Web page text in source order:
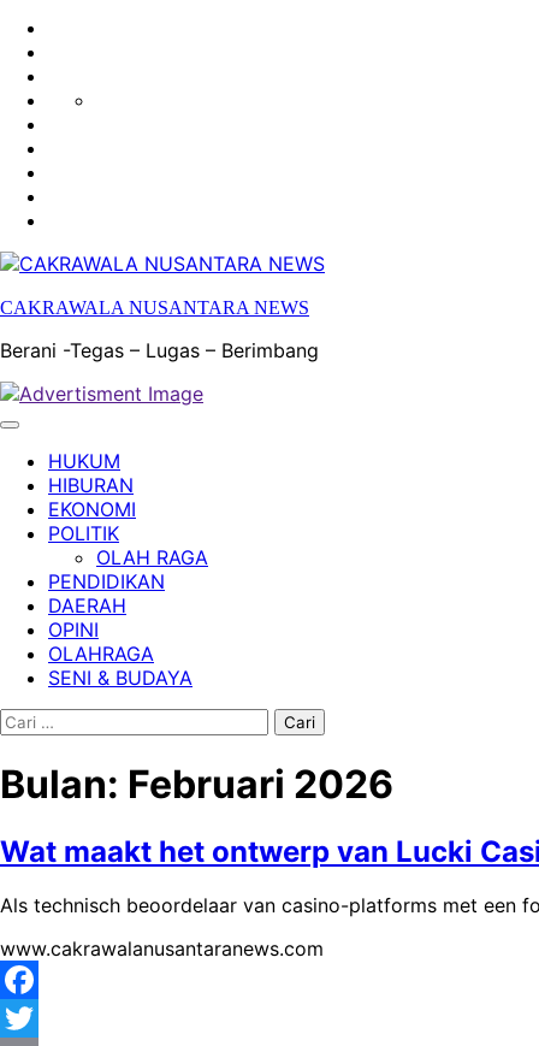
POLITIK
BUDAYA
CAKRAWALA NUSANTARA NEWS
Berani -Tegas – Lugas – Berimbang
HUKUM
HIBURAN
EKONOMI
POLITIK
OLAH RAGA
PENDIDIKAN
DAERAH
OPINI
OLAHRAGA
SENI & BUDAYA
Cari
Bulan: Februari 2026
Wat maakt het ontwerp van Lucki
Als technisch beoordelaar van casino-platforms met een
www.cakrawalanusantaranews.com
Facebook